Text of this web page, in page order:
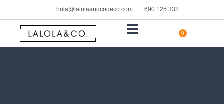
hola@lalolaandcodeco.com 690 125 332
0